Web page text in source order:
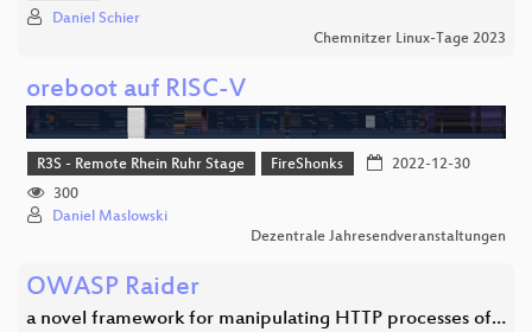
Daniel Schier
Chemnitzer Linux-Tage 2023
oreboot auf RISC-V
R3S - Remote Rhein Ruhr Stage FireShonks
2022-12-30
300
Daniel Maslowski
Dezentrale Jahresendveranstaltungen
OWASP Raider
a novel framework for manipulating HTTP processes of…